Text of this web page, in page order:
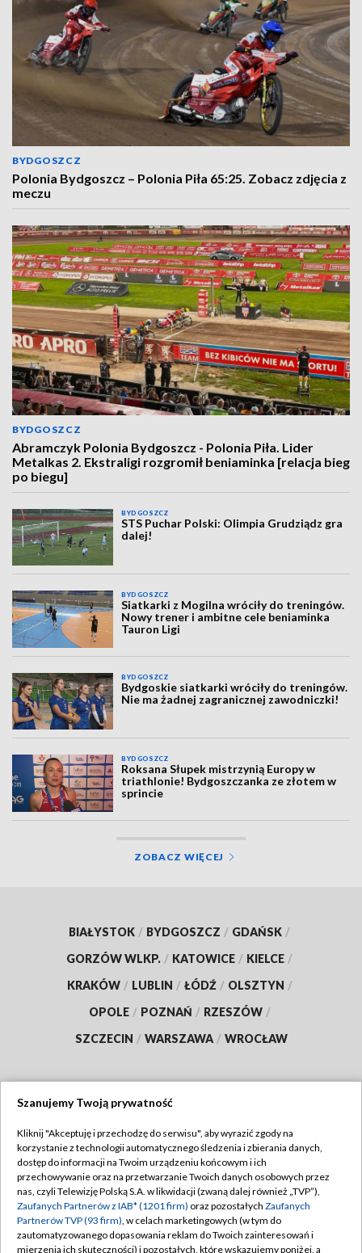
BYDGOSZCZ
Polonia Bydgoszcz – Polonia Piła 65:25. Zobacz zdjęcia z
meczu
BYDGOSZCZ
Abramczyk Polonia Bydgoszcz - Polonia Piła. Lider
Metalkas 2. Ekstraligi rozgromił beniaminka [relacja bieg
po biegu]
BYDGOSZCZ
STS Puchar Polski: Olimpia Grudziądz gra
dalej!
BYDGOSZCZ
Siatkarki z Mogilna wróciły do treningów.
Nowy trener i ambitne cele beniaminka
Tauron Ligi
BYDGOSZCZ
Bydgoskie siatkarki wróciły do treningów.
Nie ma żadnej zagranicznej zawodniczki!
BYDGOSZCZ
Roksana Słupek mistrzynią Europy w
triathlonie! Bydgoszczanka ze złotem w
sprincie
ZOBACZ WIĘCEJ
BIAŁYSTOK / BYDGOSZCZ / GDAŃSK /
GORZÓW WLKP. / KATOWICE / KIELCE /
KRAKÓW / LUBLIN / ŁÓDŹ / OLSZTYN /
OPOLE / POZNAŃ / RZESZÓW /
SZCZECIN / WARSZAWA / WROCŁAW
TVP
Abonament TVP
Emisja w TVP
Centrum informacji TVP
Regulamin TVP
Polityka prywatności
Moje zgody
Szanujemy Twoją prywatność
Kliknij "Akceptuję i przechodzę do serwisu", aby wyrazić zgody na
korzystanie z technologii automatycznego śledzenia i zbierania danych,
dostęp do informacji na Twoim urządzeniu końcowym i ich
przechowywanie oraz na przetwarzanie Twoich danych osobowych przez
nas, czyli Telewizję Polską S.A. w likwidacji (zwaną dalej również „TVP”),
Zaufanych Partnerów z IAB* (1201 firm) oraz pozostałych Zaufanych
Partnerów TVP (93 firm), w celach marketingowych (w tym do
zautomatyzowanego dopasowania reklam do Twoich zainteresowań i
mierzenia ich skuteczności) i pozostałych, które wskazujemy poniżej, a